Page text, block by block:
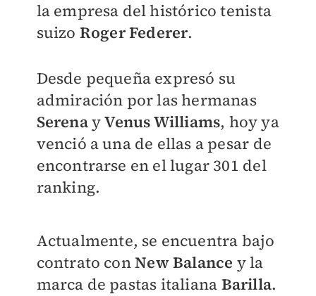
la empresa del histórico tenista
suizo Roger Federer.
Desde pequeña expresó su
admiración por las hermanas
SerenayVenus Williams, hoy ya
venció a una de ellas a pesar de
encontrarse en el lugar 301 del
ranking.
Actualmente, se encuentra bajo
contrato conNew Balance y la
marca de pastas italiana Barilla.